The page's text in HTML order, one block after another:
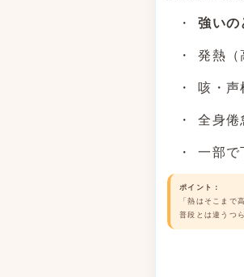
強いの
発熱（
咳・声
全身倦
一部で
ポイント：
「熱はそこまで
普段とは違うつ